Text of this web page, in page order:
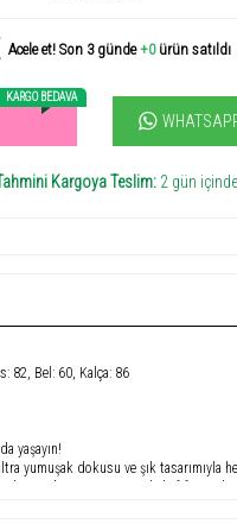
Acele et! Son 3 günde+0 ürün satıldı
ürün! 11.3B kişi favoriledi!+1000
KARGO BEDAVA
Kargoya Teslim: 2 gün içinde
82, Bel: 60, Kalça: 86
yaşayın!
yumuşak dokusu ve şık tasarımıyla